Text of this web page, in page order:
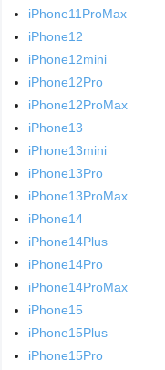
iPhone11ProMax
iPhone12
iPhone12mini
iPhone12Pro
iPhone12ProMax
iPhone13
iPhone13mini
iPhone13Pro
iPhone13ProMax
iPhone14
iPhone14Plus
iPhone14Pro
iPhone14ProMax
iPhone15
iPhone15Plus
iPhone15Pro